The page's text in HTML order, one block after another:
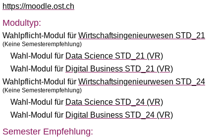
https://moodle.ost.ch
Modultyp:
Wahlpflicht-Modul für Wirtschaftsingenieurwesen STD_21
(Keine Semesterempfehlung)
Wahl-Modul für Data Science STD_21 (VR)
Wahl-Modul für Digital Business STD_21 (VR)
Wahlpflicht-Modul für Wirtschaftsingenieurwesen STD_24
(Keine Semesterempfehlung)
Wahl-Modul für Data Science STD_24 (VR)
Wahl-Modul für Digital Business STD_24 (VR)
Semester Empfehlung: